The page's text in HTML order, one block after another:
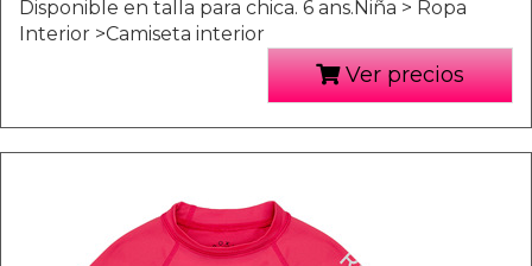
Disponible en talla para chica. 6 ans.Niña > Ropa
Interior >Camiseta interior
Ver precios